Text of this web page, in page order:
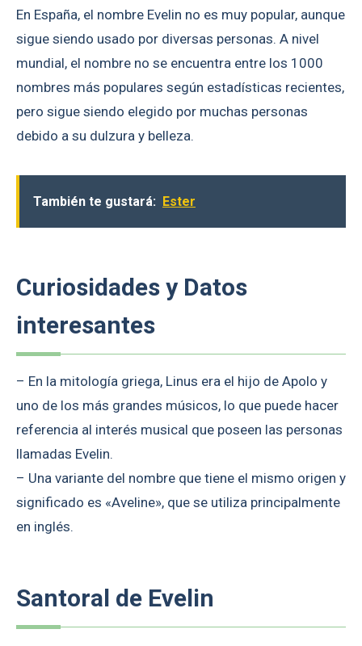
En España, el nombre Evelin no es muy popular, aunque
sigue siendo usado por diversas personas. A nivel
mundial, el nombre no se encuentra entre los 1000
nombres más populares según estadísticas recientes,
pero sigue siendo elegido por muchas personas
debido a su dulzura y belleza.
También te gustará: Ester
Curiosidades y Datos
interesantes
– En la mitología griega, Linus era el hijo de Apolo y
uno de los más grandes músicos, lo que puede hacer
referencia al interés musical que poseen las personas
llamadas Evelin.
– Una variante del nombre que tiene el mismo origen y
significado es «Aveline», que se utiliza principalmente
en inglés.
Santoral de Evelin